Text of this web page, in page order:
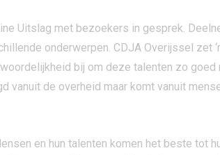
Uitslag met bezoekers in gesprek.
onderwerpen. CDJA Overijssel zet
bij om deze talenten zo
de overheid maar komt vanuit
en hun talenten komen het beste tot